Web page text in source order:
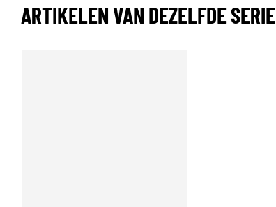
ARTIKELEN VAN DEZELFDE SERIE